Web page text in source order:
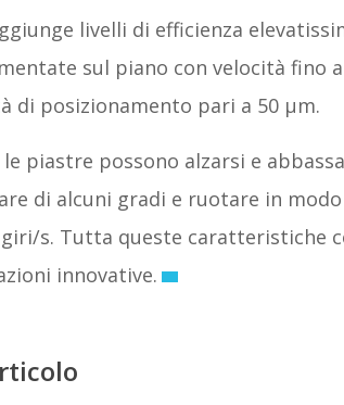
livelli di efficienza
sul piano con velocità fino
di posizionamento pari a 50 µm.
piastre possono alzarsi e
di alcuni gradi e ruotare in modo
s. Tutta queste caratteristiche
innovative.